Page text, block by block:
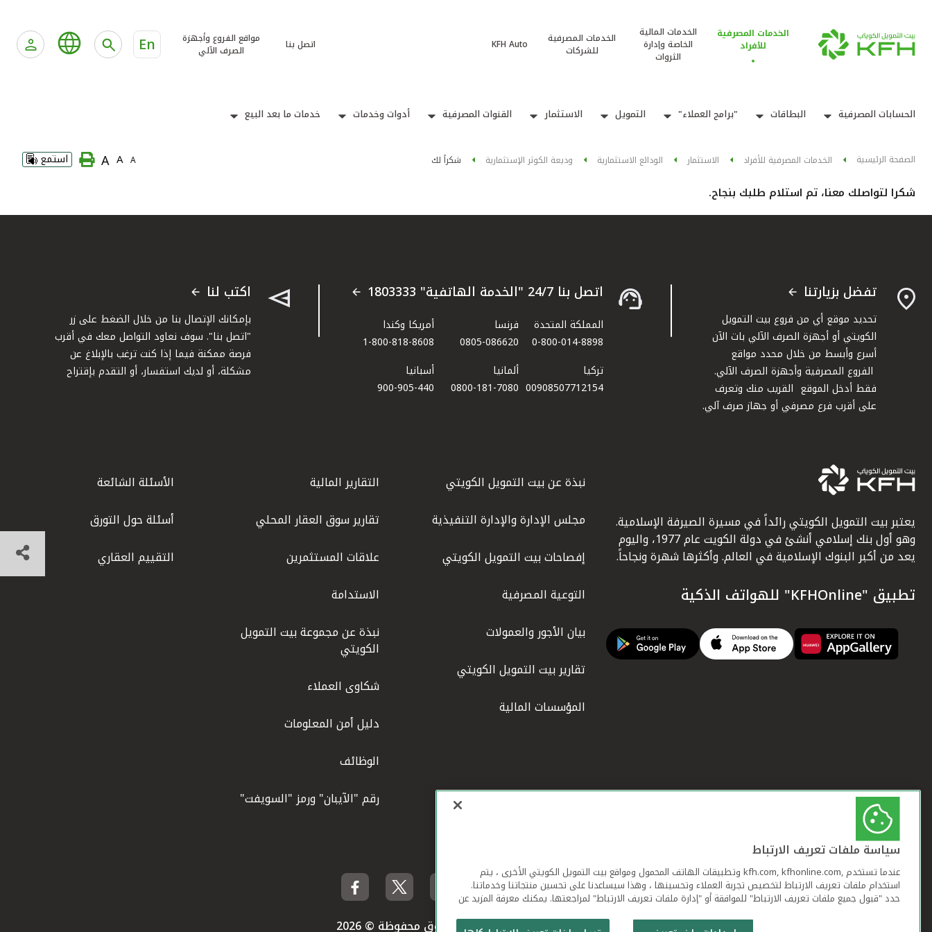
الخدمات المصرفية
للأفراد
الخدمات المالية
الخاصة وإدارة
الثروات
الخدمات المصرفية
للشركات
KFH Auto اتصل بنا
مواقع الفروع وأجهزة
الصرف الآلي
En
الحسابات المصرفية البطاقات "برامج العملاء" التمويل الاستثمار القنوات المصرفية أدوات وخدمات خدمات ما بعد البيع
الصفحة الرئيسية الخدمات المصرفية للأفراد الاستثمار الودائع الاستثمارية وديعة الكوثر الإستثمارية شكراً لك A
A
A استمع
شكرا لتواصلك معنا، تم استلام طلبك بنجاح.
تفضل بزيارتنا
تحديد موقع أي من فروع بيت التمويل
الكويتي أو أجهزة الصرف الآلي بات الآن
أسرع وأبسط من خلال محدد مواقع
الفروع المصرفية وأجهزة الصرف الآلي.
فقط أدخل الموقع القريب منك وتعرف
على أقرب فرع مصرفي أو جهاز صرف آلي.
اتصل بنا 24/7 "الخدمة الهاتفية" 1803333
المملكة المتحدة
0-800-014-8898
فرنسا
0805-086620
أمريكا وكندا
1-800-818-8608
تركيا
00908507712154​
ألمانيا
0800-181-7080
أسبانيا
900-905-440
اكتب لنا
بإمكانك الإتصال بنا من خلال الضغط على زر
"اتصل بنا". سوف نعاود التواصل معك في أقرب
فرصة ممكنة فيما إذا كنت ترغب بالإبلاغ عن
مشكلة، أو لديك استفسار، أو التقدم بإقتراح
يعتبر بيت التمويل الكويتي رائداً في مسيرة الصيرفة الإسلامية.
وهو أول بنك إسلامي أنشئ في دولة الكويت عام 1977، واليوم
يعد من أكبر البنوك الإسلامية في العالم. وأكثرها شهرة ونجاحاً.
تطبيق "KFHOnline" للهواتف الذكية
نبذة عن بيت التمويل الكويتي
مجلس الإدارة والإدارة التنفيذية
إفصاحات بيت التمويل الكويتي
التوعية المصرفية
بيان الأجور والعمولات
تقارير بيت التمويل الكويتي
المؤسسات المالية
التقارير المالية
تقارير سوق العقار المحلي
علاقات المستثمرين
الاستدامة
نبذة عن مجموعة بيت التمويل
الكويتي
شكاوى العملاء
دليل أمن المعلومات
الوظائف
رقم "الآيبان" ورمز "السويفت"
الأسئلة الشائعة
أسئلة حول التورق
التقييم العقاري
بيت التمويل الكويتي جميع الحقوق محفوظة © 2026
سياسة ملفات تعريف الارتباط
عندما تستخدم ,kfh.com, kfhonline.com وتطبيقات الهاتف المحمول ومواقع بيت التمويل الكويتي الأخرى ، يتم
استخدام ملفات تعريف الارتباط لتخصيص تجربة العملاء وتحسينها ، وهذا سيساعدنا على تحسين منتجاتنا وخدماتنا.
حدد "قبول جميع ملفات تعريف الارتباط" للموافقة أو "إدارة ملفات تعريف الارتباط" لمراجعتها. يمكنك معرفة المزيد عن